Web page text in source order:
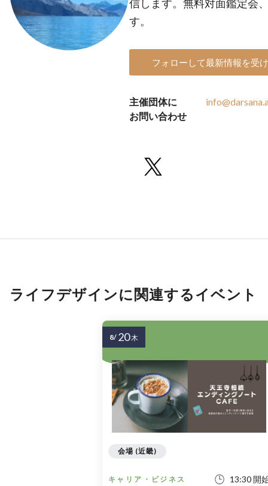
信します。無料対面鑑定会
す。
フォローして最新情報を受
主催団体に
お問い合わせ
ライフデザインに関連するイベント
キャリア・ビジネス 13:30 開
会場 (近畿)
8/ 20木